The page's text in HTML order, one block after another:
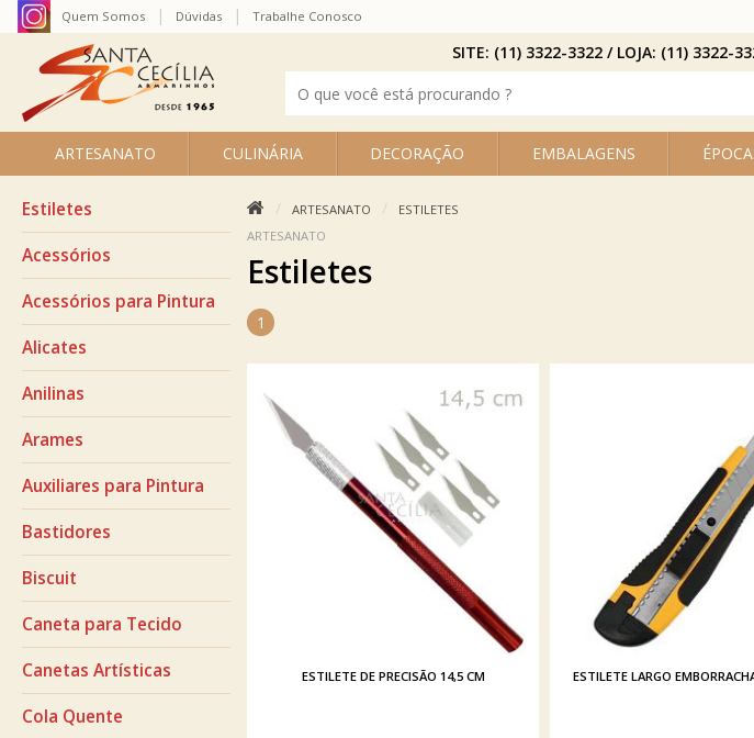
ARTESANATO CULINÁRIA DECORAÇÃO EMBALAGENS
Quem Somos Dúvidas Trabalhe Conosco
SITE: (11) 3322-3322 / LOJA: (11) 3322-
Estiletes
Acessórios
Acessórios para Pintura
Alicates
Anilinas
Arames
Auxiliares para Pintura
Bastidores
Biscuit
Caneta para Tecido
Canetas Artísticas
Cola Quente
ARTESANATO
ESTILETES
ARTESANATO
Estiletes
1
ESTILETE DE PRECISÃO 14,5 CM ESTILETE LARGO